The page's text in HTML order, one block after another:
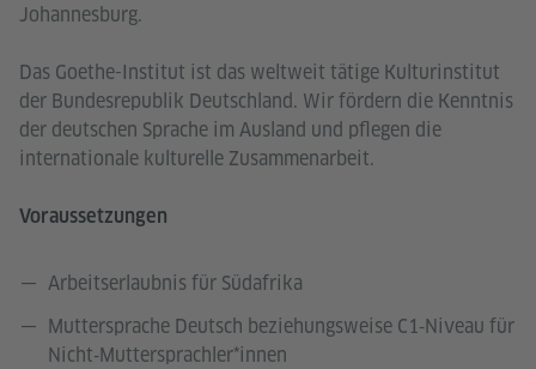
Johannesburg.
Das Goethe-Institut ist das weltweit tätige Kulturinstitut
der Bundesrepublik Deutschland. Wir fördern die Kenntnis
der deutschen Sprache im Ausland und pflegen die
internationale kulturelle Zusammenarbeit.
Voraussetzungen
Arbeitserlaubnis für Südafrika
Muttersprache Deutsch beziehungsweise C1‑Niveau für
Nicht‑Muttersprachler*innen